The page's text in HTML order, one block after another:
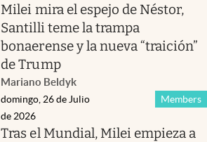
Milei mira el espejo de Néstor,
Santilli teme la trampa
bonaerense y la nueva “traición”
de Trump
Mariano Beldyk
Members
domingo, 26 de Julio
de 2026
Tras el Mundial, Milei empieza a